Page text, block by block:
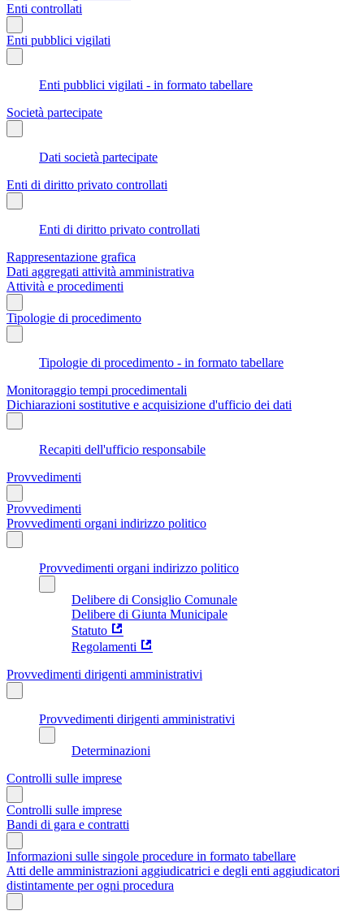
Enti controllati
Enti pubblici vigilati
Enti pubblici vigilati - in formato tabellare
Società partecipate
Dati società partecipate
Enti di diritto privato controllati
Enti di diritto privato controllati
Rappresentazione grafica
Dati aggregati attività amministrativa
Attività e procedimenti
Tipologie di procedimento
Tipologie di procedimento - in formato tabellare
Monitoraggio tempi procedimentali
Dichiarazioni sostitutive e acquisizione d'ufficio dei dati
Recapiti dell'ufficio responsabile
Provvedimenti
Provvedimenti
Provvedimenti organi indirizzo politico
Provvedimenti organi indirizzo politico
Delibere di Consiglio Comunale
Delibere di Giunta Municipale
Statuto
Regolamenti
Provvedimenti dirigenti amministrativi
Provvedimenti dirigenti amministrativi
Determinazioni
Controlli sulle imprese
Controlli sulle imprese
Bandi di gara e contratti
Informazioni sulle singole procedure in formato tabellare
Atti delle amministrazioni aggiudicatrici e degli enti aggiudicatori
distintamente per ogni procedura